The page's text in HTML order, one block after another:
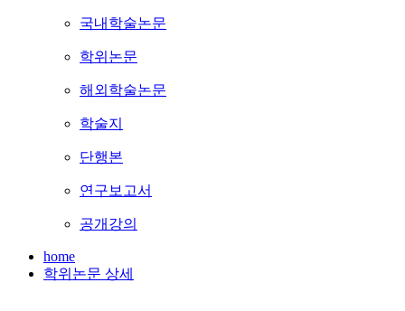
국내학술논문
학위논문
해외학술논문
학술지
단행본
연구보고서
공개강의
home
학위논문 상세